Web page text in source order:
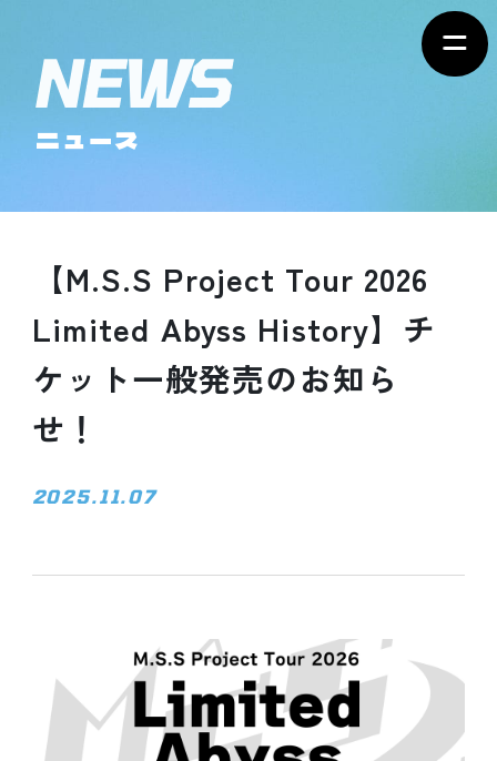
ニュース
【M.S.S Project Tour 2026
Limited Abyss History】チ
ケット一般発売のお知ら
せ！
2025.11.07